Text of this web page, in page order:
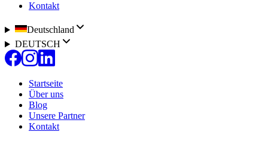
Kontakt
Deutschland
DEUTSCH
Startseite
Über uns
Blog
Unsere Partner
Kontakt